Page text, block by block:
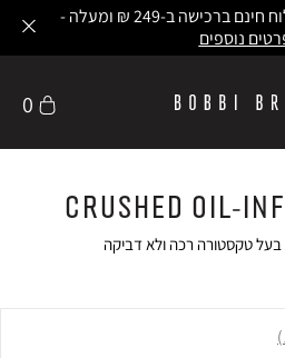
נוספים
0
Crushed Oil-
בעל טקסטורה רכה ולא דביקה